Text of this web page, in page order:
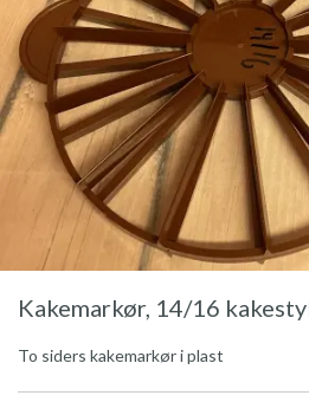
Kakemarkør, 14/16
To siders kakemarkør i plast